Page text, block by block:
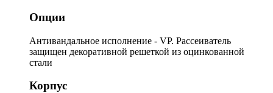
Опции
Антивандальное исполнение - VP. Рассеиватель
защищен декоративной решеткой из оцинкованной
стали
Корпус